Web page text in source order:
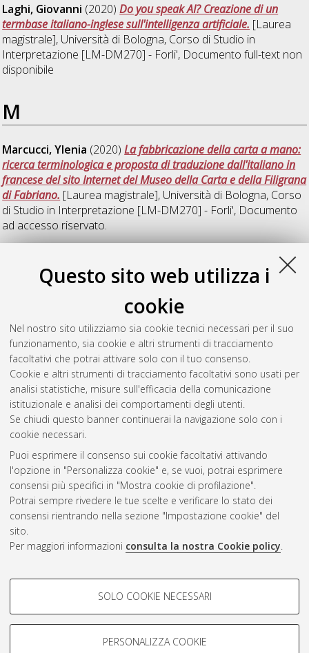
Questo sito web utilizza i
cookie
Nel nostro sito utilizziamo sia cookie tecnici necessari per il suo
funzionamento, sia cookie e altri strumenti di tracciamento
facoltativi che potrai attivare solo con il tuo consenso.
Cookie e altri strumenti di tracciamento facoltativi sono usati per
analisi statistiche, misure sull'efficacia della comunicazione
istituzionale e analisi dei comportamenti degli utenti.
Se chiudi questo banner continuerai la navigazione solo con i
cookie necessari.
Puoi esprimere il consenso sui cookie facoltativi attivando
l'opzione in "Personalizza cookie" e, se vuoi, potrai esprimere
consensi più specifici in "Mostra cookie di profilazione".
Potrai sempre rivedere le tue scelte e verificare lo stato dei
consensi rientrando nella sezione "Impostazione cookie" del
sito.
Per maggiori informazioni consulta la nostra Cookie policy.
COOKIE DI PROFILAZIONE -
Si tratta di cookie utilizzati per analizzare le caratteristiche della
navigazione degli utenti, creare profili in base al loro comportamento
SOLO COOKIE NECESSARI
PERSONALIZZA COOKIE
Laghi, Giovanni (2020)Do you speak AI? Creazione di un
termbase italiano-inglese sull'intelligenza artificiale. [Laurea
magistrale], Università di Bologna, Corso di Studio in
Interpretazione [LM-DM270] - Forli', Documento full-text non
disponibile
M
Marcucci, Ylenia (2020)La fabbricazione della carta a mano:
ricerca terminologica e proposta di traduzione dall'italiano in
francese del sito Internet del Museo della Carta e della Filigrana
di Fabriano. [Laurea magistrale], Università di Bologna, Corso
di Studio in Interpretazione [LM-DM270] - Forli', Documento
ad accesso riservato.
La traduzione al servizio
l'azienda Agriflex s.r.l.[Laurea magistrale], Università di
Bologna, Corso di Studio in Specialized translation [LM-
DM270] - Forli', Documento full-text non disponibile
Questa lista e' stata generata ilSat Aug 8 06:57:06 2026
CEST
Atom
Rss 1.0
Rss 2.0
AMS Laurea
Impostazioni Cookie
Informativa sulla privacy
Condizioni d’uso del sito